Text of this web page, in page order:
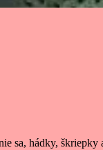
sa, hádky, škriepky